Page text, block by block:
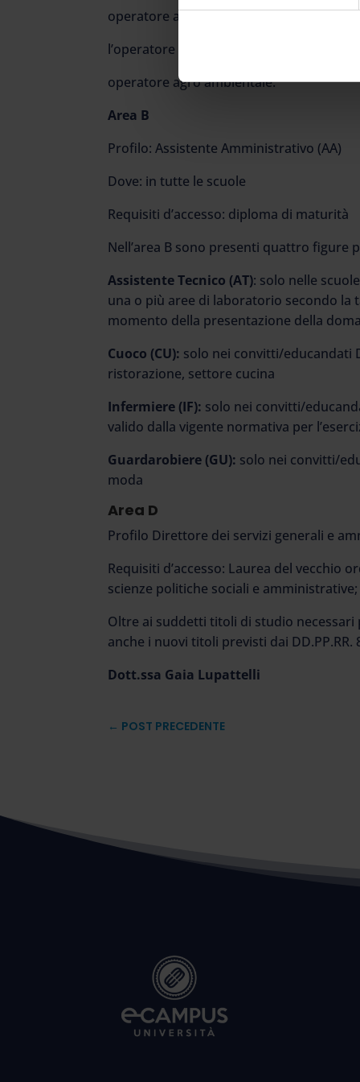
operatore agrituristico;
l’operatore agro industriale;
operatore agro ambientale.
Area B
Profilo: Assistente Amministrativo (AA)
Dove: in tutte le scuole
Requisiti d’accesso: diploma di maturità
Nell’area B sono presenti quattro figure
Assistente Tecnico (AT): solo nelle
una o più aree di laboratorio secondo
momento della presentazione della
Cuoco (CU): solo nei convitti/educandati
ristorazione, settore cucina
Infermiere (IF): solo nei convitti/
valido dalla vigente normativa per
Guardarobiere (GU): solo nei convitti/
moda
Area D
Profilo Direttore dei servizi generali e
Requisiti d’accesso: Laurea del vecchio
scienze politiche sociali e
Oltre ai suddetti titoli di studio necessari
anche i nuovi titoli previsti dai DD.PP.RR.
Dott.ssa Gaia Lupattelli
← POST PRECEDENTE